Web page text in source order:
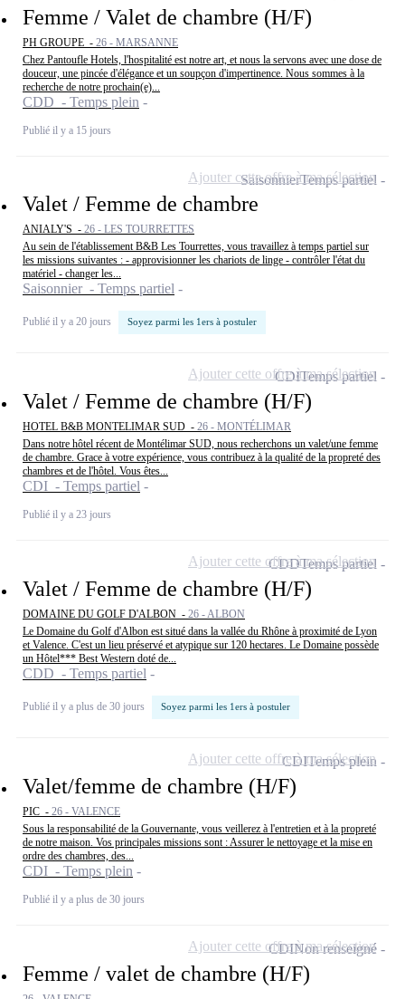
Femme / Valet de chambre (H/F)
PH GROUPE - 26 - MARSANNE
Chez Pantoufle Hotels, l'hospitalité est notre art, et nous la servons avec une dose de
douceur, une pincée d'élégance et un soupçon d'impertinence. Nous sommes à la
recherche de notre prochain(e)...
CDD - Temps plein
Publié il y a 15 jours
Valet / Femme de chambre
ANIALY'S - 26 - LES TOURRETTES
Au sein de l'établissement B&B Les Tourrettes, vous travaillez à temps partiel sur
les missions suivantes : - approvisionner les chariots de linge - contrôler l'état du
matériel - changer les...
Saisonnier - Temps partiel
Publié il y a 20 jours Soyez parmi les 1ers à postuler
SaisonnierTemps partiel
Ajouter cette offre à ma sélection
Valet / Femme de chambre (H/F)
HOTEL B&B MONTELIMAR SUD - 26 - MONTÉLIMAR
Dans notre hôtel récent de Montélimar SUD, nous recherchons un valet/une femme
de chambre. Grace à votre expérience, vous contribuez à la qualité de la propreté des
chambres et de l'hôtel. Vous êtes...
CDI - Temps partiel
Publié il y a 23 jours
CDITemps partiel
Ajouter cette offre à ma sélection
Valet / Femme de chambre (H/F)
DOMAINE DU GOLF D'ALBON - 26 - ALBON
Le Domaine du Golf d'Albon est situé dans la vallée du Rhône à proximité de Lyon
et Valence. C'est un lieu préservé et atypique sur 120 hectares. Le Domaine possède
un Hôtel*** Best Western doté de...
CDD - Temps partiel
Publié il y a plus de 30 jours Soyez parmi les 1ers à postuler
CDDTemps partiel
Ajouter cette offre à ma sélection
Valet/femme de chambre (H/F)
PIC - 26 - VALENCE
Sous la responsabilité de la Gouvernante, vous veillerez à l'entretien et à la propreté
de notre maison. Vos principales missions sont : Assurer le nettoyage et la mise en
ordre des chambres, des...
CDI - Temps plein
Publié il y a plus de 30 jours
CDITemps plein
Ajouter cette offre à ma sélection
Femme / valet de chambre (H/F)
CDINon renseigné
Ajouter cette offre à ma sélection